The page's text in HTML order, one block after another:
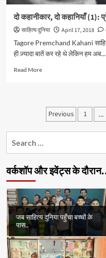
दो कहानीकार, दो कहानियाँ (1):
साहित्य दुनिया April 17, 2018
Tagore Premchand Kahani
ही ज़्यादा बातें कर रहे थे लेकिन हम अब...
Read MoreRead
कहानीकार,
(1):
प्रेमचंद
और
Posts
Previous 1 …
वर्कशॉप और इवेंट्स के
जब साहित्य दुनिया पहुँचा बच्चों के
पास..